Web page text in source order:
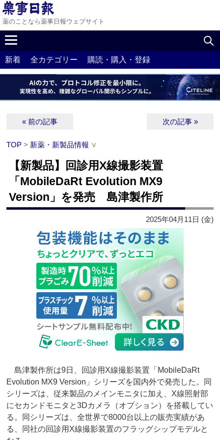
薬のことなら薬事日報ウェブサイト
新着 全カテゴリー 購読・購入・登録
« 前の記事 次の記事 »
TOP > 新薬・新製品情報 ∨
【新製品】回診用X線撮影装置
「MobileDaRt Evolution MX9
Version」を発売 島津製作所
2025年04月11日 (金)
島津製作所は9日、回診用X線撮影装置「MobileDaRt
Evolution MX9 Version」シリーズを国内外で発売した。同
シリーズは、従来製品のメインモニタに加え、X線照射部
にセカンドモニタと3Dカメラ（オプション）を搭載してい
る。同シリーズは、全世界で8000台以上の販売実績があ
る、同社の回診用X線撮影装置のフラッグシップモデルと